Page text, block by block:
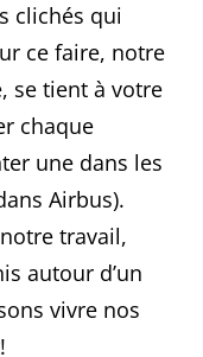
clichés qui
ce faire, notre
se tient à votre
chaque
une dans les
Airbus).
travail,
autour d’un
vivre nos